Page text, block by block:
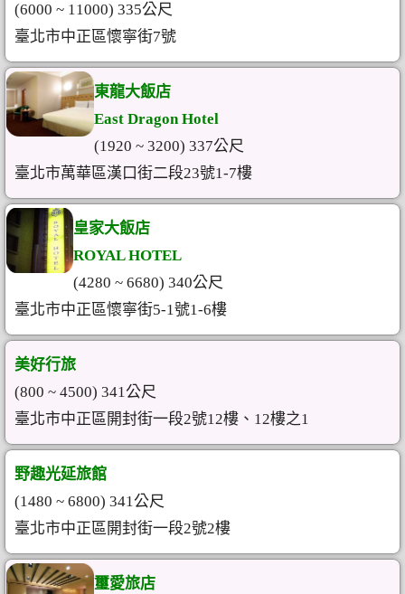
(6000 ~ 11000) 335公尺
臺北市中正區懷寧街7號
東龍大飯店
East Dragon Hotel
(1920 ~ 3200) 337公尺
臺北市萬華區漢口街二段23號1-7樓
皇家大飯店
ROYAL HOTEL
(4280 ~ 6680) 340公尺
臺北市中正區懷寧街5-1號1-6樓
美好行旅
(800 ~ 4500) 341公尺
臺北市中正區開封街一段2號12樓、12樓之1
野趣光延旅館
(1480 ~ 6800) 341公尺
臺北市中正區開封街一段2號2樓
璽愛旅店